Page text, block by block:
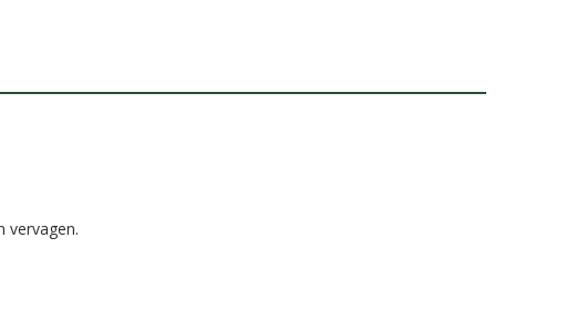
vervagen.